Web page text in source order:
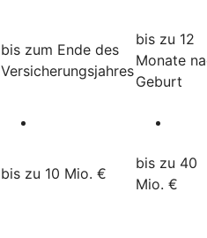
bis zum Ende des
Versicherungsjahres
bis zu 12
Monate
Geburt
bis zu 10 Mio. €
bis zu 40
Mio. €